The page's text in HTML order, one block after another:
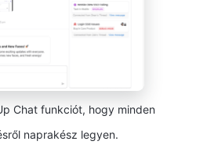
Chat funkciót, hogy minden
naprakész legyen.